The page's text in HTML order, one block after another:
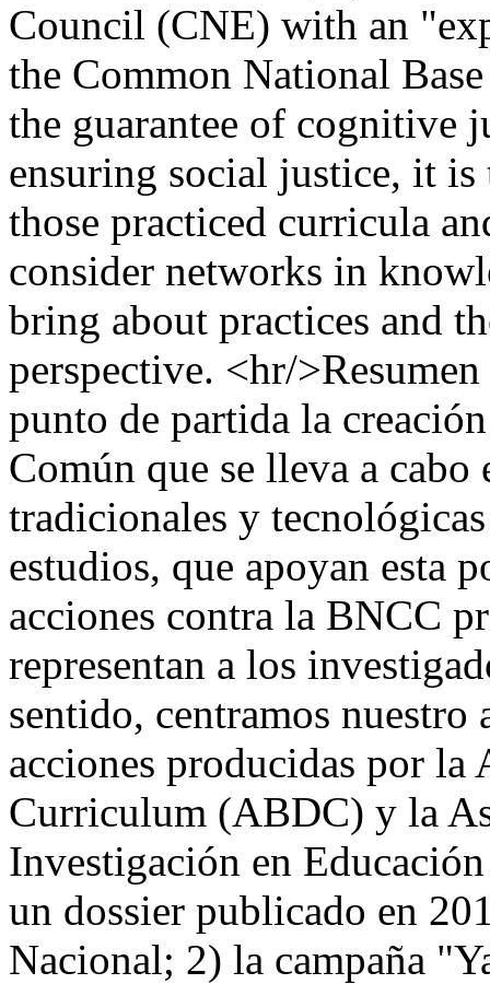
Council (CNE) with an
the Common National
the guarantee of cognitive
ensuring social justice, it
those practiced curricula
consider networks in
bring about practices and
perspective. <hr/
punto de partida la
Común que se lleva a
tradicionales y
estudios, que apoyan esta
acciones contra la BNCC
representan a los
sentido, centramos nuestro
acciones producidas por la
Curriculum (ABDC) y la
Investigación en
un dossier publicado en
Nacional; 2) la campaña